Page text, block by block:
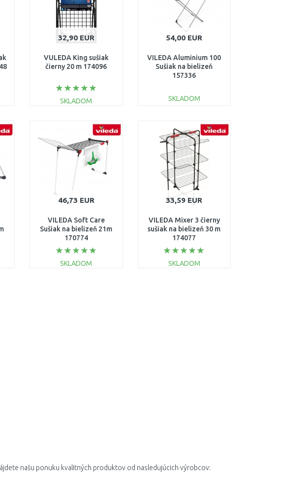
32,90 EUR
VULEDA King sušiak
čierny 20 m 174096
SKLADOM
Porovnať
54,00 EUR
VILEDA Aluminium 100
Sušiak na bielizeň
157336
SKLADOM
Porovnať
46,73 EUR
VILEDA Soft Care
Sušiak na bielizeň 21m
170774
SKLADOM
33,59 EUR
VILEDA Mixer 3 čierny
sušiak na bielizeň 30 m
174077
SKLADOM
našu ponuku kvalitných produktov od nasledujúcich výrobcov: